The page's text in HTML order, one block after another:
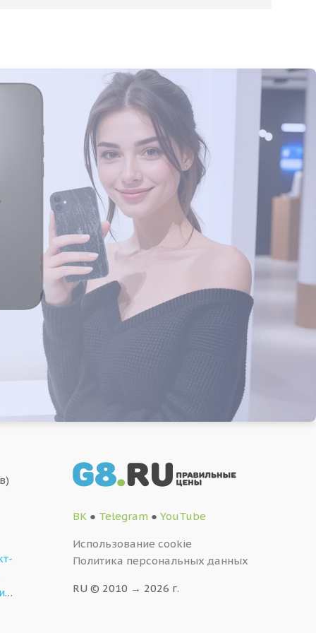
…
ВК ● Telegram ● YouTube
Использование cookie
Политика персональных данных
RU © 2010 → 2026 г.